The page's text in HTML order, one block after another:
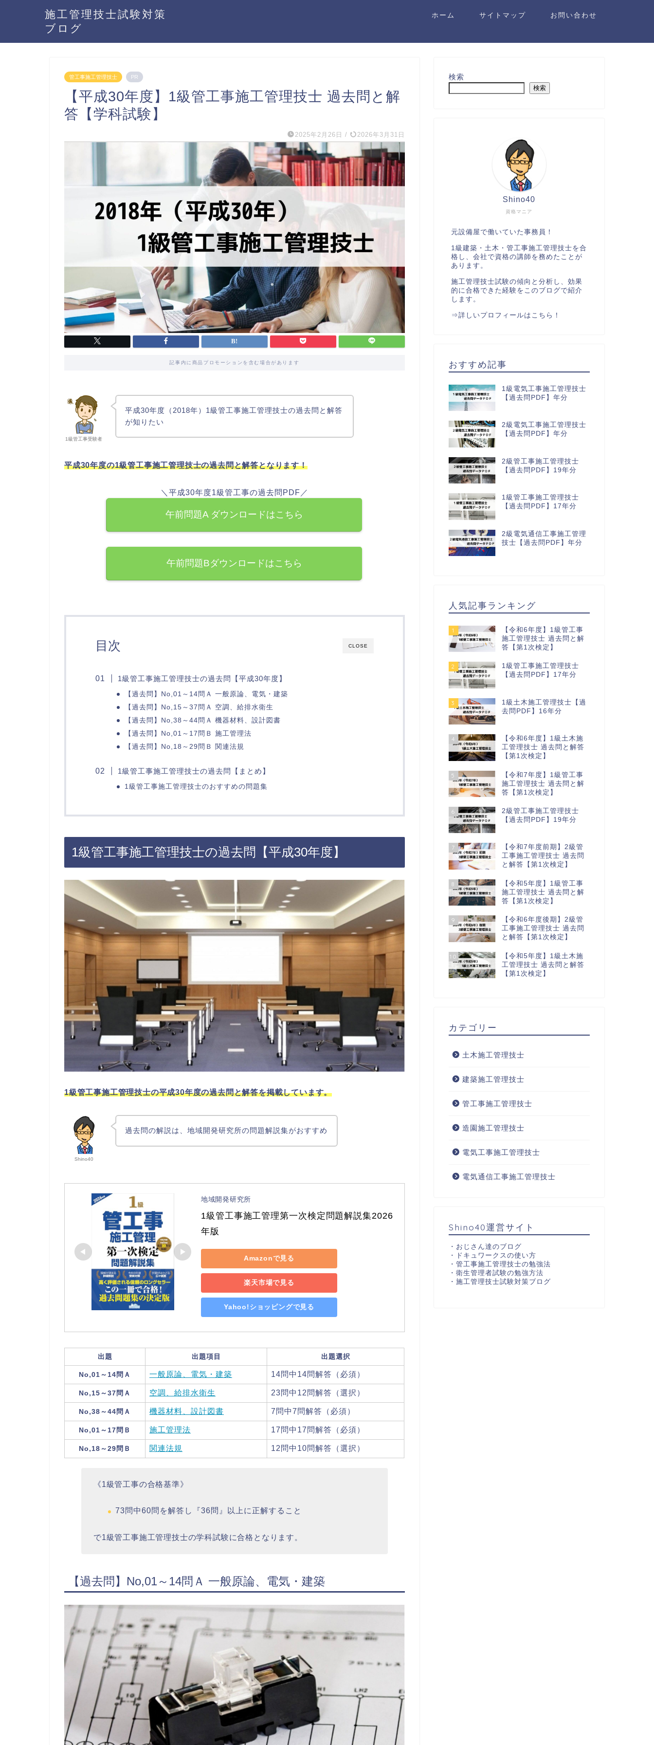
施工管理技士試験対策
ブログ
ホーム サイトマップ お問い合わせ
管工事施工管理技士 PR
【平成30年度】1級管工事施工管理技士 過去問と解
答【学科試験】
2025年2月26日 / 2026年3月31日
記事内に商品プロモーションを含む場合があります
1級管工事受験者
平成30年度（2018年）1級管工事施工管理技士の過去問と解答
が知りたい
平成30年度の1級管工事施工管理技士の過去問と解答となります！
＼平成30年度1級管工事の過去問PDF／
午前問題A ダウンロードはこちら
午前問題Bダウンロードはこちら
CLOSE
目次
1級管工事施工管理技士の過去問【平成30年度】
【過去問】No,01～14問Ａ 一般原論、電気・建築
【過去問】No,15～37問Ａ 空調、給排水衛生
【過去問】No,38～44問Ａ 機器材料、設計図書
【過去問】No,01～17問Ｂ 施工管理法
【過去問】No,18～29問Ｂ 関連法規
1級管工事施工管理技士の過去問【まとめ】
1級管工事施工管理技士のおすすめの問題集
1級管工事施工管理技士の過去問【平成30年度】
1級管工事施工管理技士の平成30年度の過去問と解答を掲載しています。
Shino40
過去問の解説は、地域開発研究所の問題解説集がおすすめ
地域開発研究所
1級管工事施工管理第一次検定問題解説集2026
年版
Amazonで見る
楽天市場で見る
Yahoo!ショッピングで見る
出題 出題項目 出題選択
No,01～14問Ａ 一般原論、電気・建築 14問中14問解答（必須）
No,15～37問Ａ 空調、給排水衛生 23問中12問解答（選択）
No,38～44問Ａ 機器材料、設計図書 7問中7問解答（必須）
No,01～17問Ｂ 施工管理法 17問中17問解答（必須）
No,18～29問Ｂ 関連法規 12問中10問解答（選択）
《1級管工事の合格基準》
73問中60問を解答し『36問』以上に正解すること
で1級管工事施工管理技士の学科試験に合格となります。
【過去問】No,01～14問Ａ 一般原論、電気・建築
検索
検索
資格マニア
Shino40
元設備屋で働いていた事務員！
1級建築・土木・管工事施工管理技士を合
格し、会社で資格の講師を務めたことが
あります。
施工管理技士試験の傾向と分析し、効果
的に合格できた経験をこのブログで紹介
します。
⇒詳しいプロフィールはこちら！
おすすめ記事
1級電気工事施工管理技士
【過去問PDF】年分
2級電気工事施工管理技士
【過去問PDF】年分
2級管工事施工管理技士
【過去問PDF】19年分
1級管工事施工管理技士
【過去問PDF】17年分
2級電気通信工事施工管理
技士【過去問PDF】年分
人気記事ランキング
1
【令和6年度】1級管工事
施工管理技士 過去問と解
答【第1次検定】
2
1級管工事施工管理技士
【過去問PDF】17年分
3
1級土木施工管理技士【過
去問PDF】16年分
4
【令和6年度】1級土木施
工管理技士 過去問と解答
【第1次検定】
5
【令和7年度】1級管工事
施工管理技士 過去問と解
答【第1次検定】
6
2級管工事施工管理技士
【過去問PDF】19年分
7
【令和7年度前期】2級管
工事施工管理技士 過去問
と解答【第1次検定】
8
【令和5年度】1級管工事
施工管理技士 過去問と解
答【第1次検定】
9
【令和6年度後期】2級管
工事施工管理技士 過去問
と解答【第1次検定】
10
【令和5年度】1級土木施
工管理技士 過去問と解答
【第1次検定】
カテゴリー
土木施工管理技士
建築施工管理技士
管工事施工管理技士
造園施工管理技士
電気工事施工管理技士
電気通信工事施工管理技士
Shino40運営サイト
・ おじさん達のブログ
・
ドキュワークスの使い方
・ 管工事施工管理技士の勉強法
・ 衛生管理者試験の勉強方法
・ 施工管理技士試験対策ブログ